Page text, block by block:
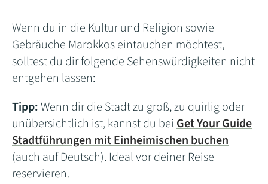
Wenn du in die Kultur und Religion sowie
Gebräuche Marokkos eintauchen möchtest,
solltest du dir folgende Sehenswürdigkeiten nicht
entgehen lassen:
Tipp:Wenn dir die Stadt zu groß, zu quirlig oder
unübersichtlich ist, kannst du bei Get Your Guide
Stadtführungen mit Einheimischen buchen
(auch auf Deutsch). Ideal vor deiner Reise
reservieren.